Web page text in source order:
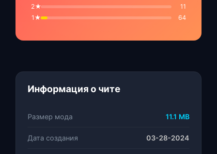
2★
11
1★
64
Информация о чите
Размер мода 11.1 MB
Дата создания 03-28-2024